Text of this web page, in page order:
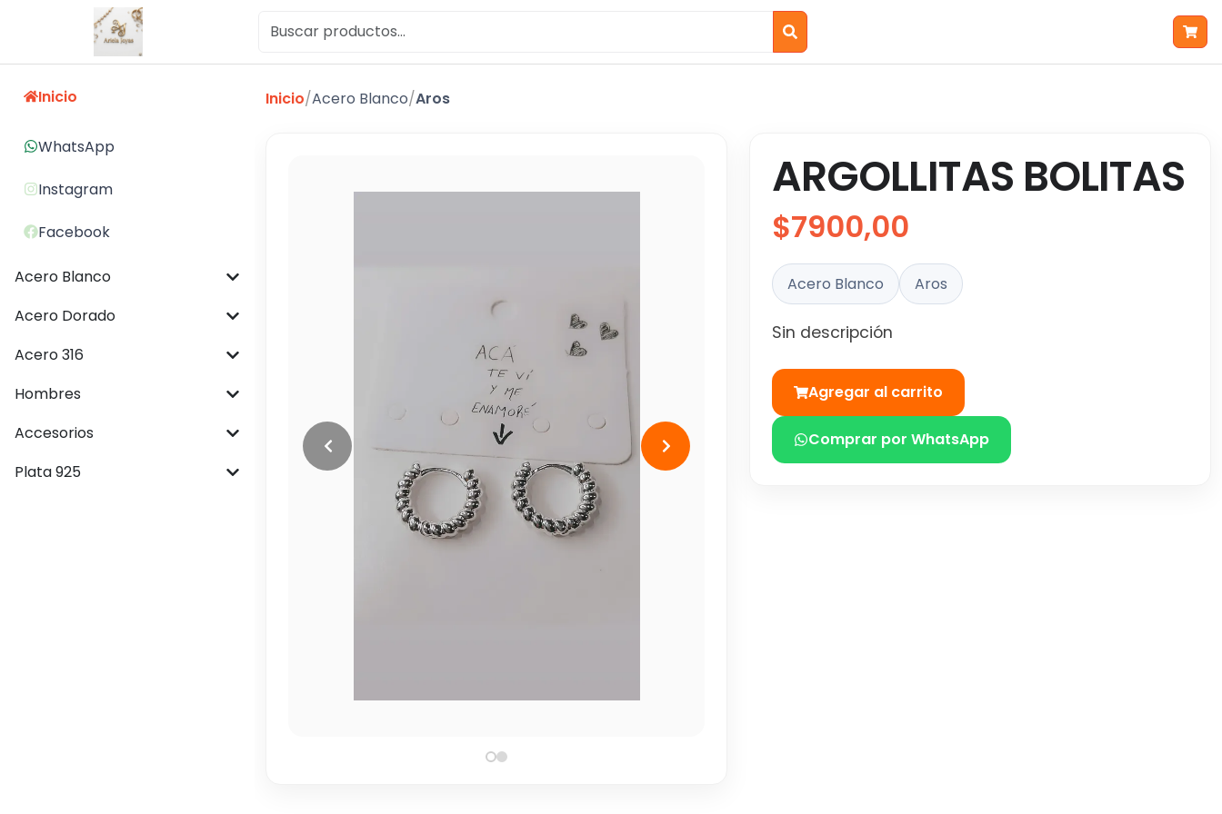
Inicio
WhatsApp
Instagram
Facebook
Acero Blanco
Acero Dorado
Acero 316
Hombres
Accesorios
Plata 925
Inicio/Acero Blanco/Aros
ARGOLLITAS BOLITAS
$7900,00
Acero Blanco Aros
Sin descripción
Agregar al carrito
Comprar por WhatsApp